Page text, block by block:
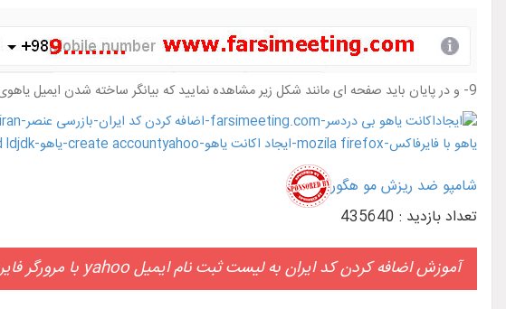
9- و در پایان باید صفحه ای مانند شکل زیر مشاهده نمایید که بیانگر ساخته شدن ایمیل یاهوی شماست
شامپو ضد ریزش مو هگور
تعداد بازدید : 435640
آموزش اضافه کردن کد ایران به لیست ثبت نام ایمیل yahoo با مرورگر فایرفاکس